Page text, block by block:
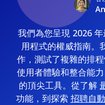
我們為您呈現 2026
用程式的權威指南。
作，測試了複雜的排
使用者體驗和整合能
的頂尖工具。從了解
功能，到探索 招聘自